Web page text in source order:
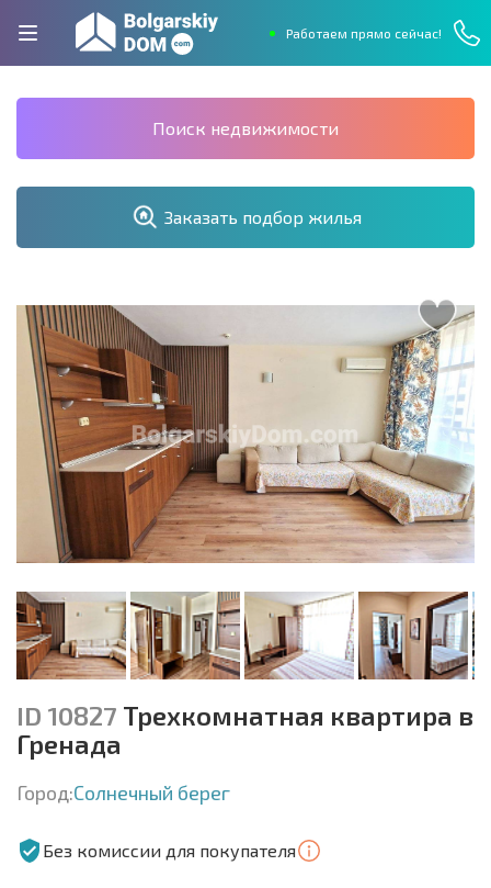
Работаем прямо сейчас!
Поиск недвижимости
Заказать подбор жилья
ID 10827 Трехкомнатная квартира в
Гренада
Город:Солнечный берег
Без комиссии для покупателя